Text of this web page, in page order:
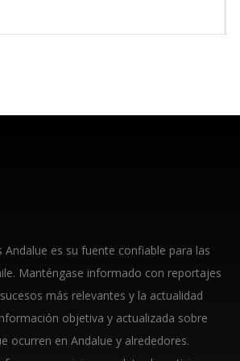
investigación.
Andalue es su fuente confiable para las
Manténgase informado con reportajes
más relevantes y la actualidad
objetiva y actualizada sobre
ocurren en Andalue y alrededores.